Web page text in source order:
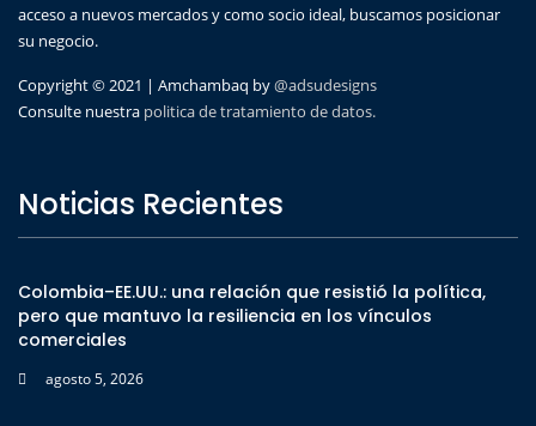
acceso a nuevos mercados y como socio ideal, buscamos posicionar
su negocio.
Copyright © 2021 | Amchambaq by@adsudesigns
Consulte nuestra politica de tratamiento de datos.
Noticias Recientes
Colombia–EE.UU.: una relación que resistió la política,
pero que mantuvo la resiliencia en los vínculos
comerciales
agosto 5, 2026